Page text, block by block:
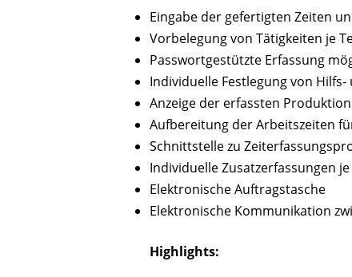
Eingabe der gefertigten Zeiten
Vorbelegung von Tätigkeiten je
Passwortgestützte Erfassung
Individuelle Festlegung von
Anzeige der erfassten
Aufbereitung der Arbeitszeiten
Schnittstelle zu
Individuelle Zusatzerfassungen
Elektronische Auftragstasche
Elektronische Kommunikation
Highlights: